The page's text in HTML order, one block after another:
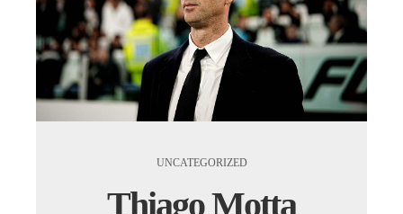
UNCATEGORIZED
Thiago Motta